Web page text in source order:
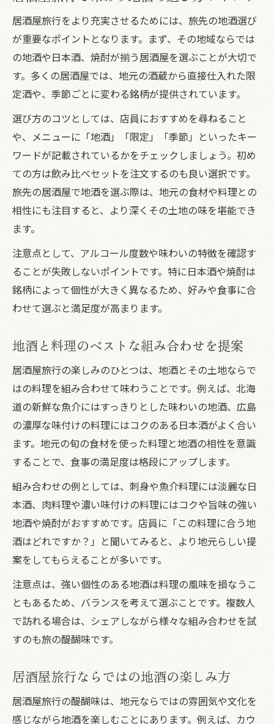
居酒屋旅行をより充実させるためには、旅先の地酒選び
が重要なポイントとなります。まず、その地域ならでは
の地酒や日本酒、焼酎が揃う居酒屋を選ぶことが大切で
す。多くの居酒屋では、地元の酒蔵から直接仕入れた限
定酒や、季節ごとに変わる銘柄が提供されています。
選び方のコツとしては、店員におすすめを尋ねること
や、メニューに「地酒」「限定」「季節」といったキー
ワードが記載されているかをチェックしましょう。初め
ての方は飲み比べセットを注文するのも良い選択です。
旅先の居酒屋で地酒を選ぶ際は、地元の食材や料理との
相性にも注目すると、より深くその土地の味を堪能でき
ます。
注意点として、アルコール度数や味わいの特徴を確認す
ることが失敗しないポイントです。特に日本酒や焼酎は
銘柄によって個性が大きく異なるため、好みや食事に合
わせて選ぶと満足度が高まります。
地酒と料理のベストな組み合わせを提案
居酒屋旅行の楽しみのひとつは、地酒とその土地ならで
はの料理を組み合わせて味わうことです。例えば、北海
道の新鮮な魚介にはすっきりとした味わいの地酒、広島
の濃厚な味付けの料理にはコクのある日本酒がよく合い
ます。地元の旬の食材を使った料理と地酒の相性を意識
することで、食事の満足度は格段にアップします。
組み合わせの例としては、刺身や魚介料理には淡麗な日
本酒、肉料理や濃い味付けの料理にはコクや旨味の強い
地酒や焼酎がおすすめです。店員に「この料理に合う地
酒はどれですか？」と聞いてみると、より地元らしい提
案をしてもらえることが多いです。
注意点は、強い個性のある地酒は料理の風味を損なうこ
ともあるため、バランスを考えて選ぶことです。複数人
で訪れる場合は、シェアしながら様々な組み合わせを試
すのも旅の醍醐味です。
居酒屋旅行ならではの地酒の楽しみ方
居酒屋旅行の醍醐味は、地元ならではの雰囲気や文化を
感じながら地酒を楽しむことにあります。例えば、カウ